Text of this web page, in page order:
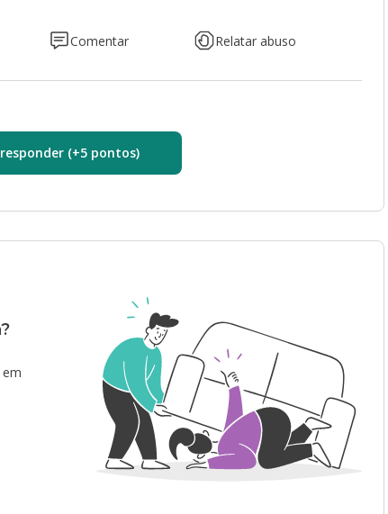
Comentar Relatar abuso
(+5 pontos)